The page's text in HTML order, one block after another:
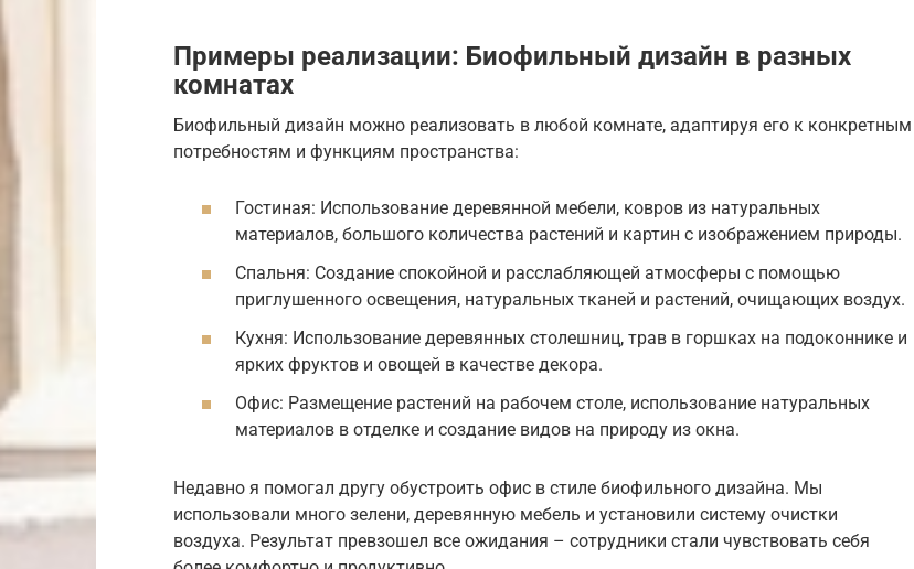
Примеры реализации: Биофильный дизайн в разных
комнатах
Биофильный дизайн можно реализовать в любой комнате, адаптируя его к конкретным
потребностям и функциям пространства:
Гостиная: Использование деревянной мебели, ковров из натуральных
материалов, большого количества растений и картин с изображением природы.
Спальня: Создание спокойной и расслабляющей атмосферы с помощью
приглушенного освещения, натуральных тканей и растений, очищающих воздух.
Кухня: Использование деревянных столешниц, трав в горшках на подоконнике и
ярких фруктов и овощей в качестве декора.
Офис: Размещение растений на рабочем столе, использование натуральных
материалов в отделке и создание видов на природу из окна.
Недавно я помогал другу обустроить офис в стиле биофильного дизайна. Мы
использовали много зелени, деревянную мебель и установили систему очистки
воздуха. Результат превзошел все ожидания – сотрудники стали чувствовать себя